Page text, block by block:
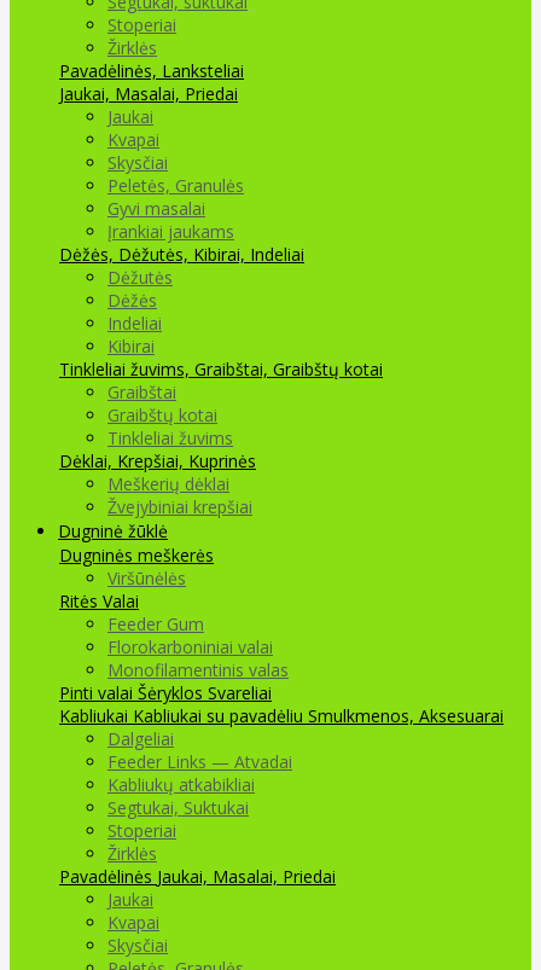
Stoperiai
Žirklės
Pavadėlinės, Lanksteliai
Jaukai, Masalai, Priedai
Jaukai
Kvapai
Skysčiai
Peletės, Granulės
Gyvi masalai
Įrankiai jaukams
Dėžės, Dėžutės, Kibirai, Indeliai
Dėžutės
Dėžės
Indeliai
Kibirai
Tinkleliai žuvims, Graibštai, Graibštų kotai
Graibštai
Graibštų kotai
Tinkleliai žuvims
Dėklai, Krepšiai, Kuprinės
Meškerių dėklai
Žvejybiniai krepšiai
Dugninė žūklė
Dugninės meškerės
Viršūnėlės
Ritės Valai
Feeder Gum
Florokarboniniai valai
Monofilamentinis valas
Pinti valai Šėryklos Svareliai
Kabliukai Kabliukai su pavadėliu Smulkmenos, Aksesuarai
Dalgeliai
Feeder Links — Atvadai
Kabliukų atkabikliai
Segtukai, Suktukai
Stoperiai
Žirklės
Pavadėlinės Jaukai, Masalai, Priedai
Jaukai
Kvapai
Skysčiai